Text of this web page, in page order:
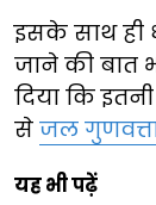
इसके साथ ही
जाने की बात
दिया कि
से जल गुणवत्ता
यह भी पढ़ें